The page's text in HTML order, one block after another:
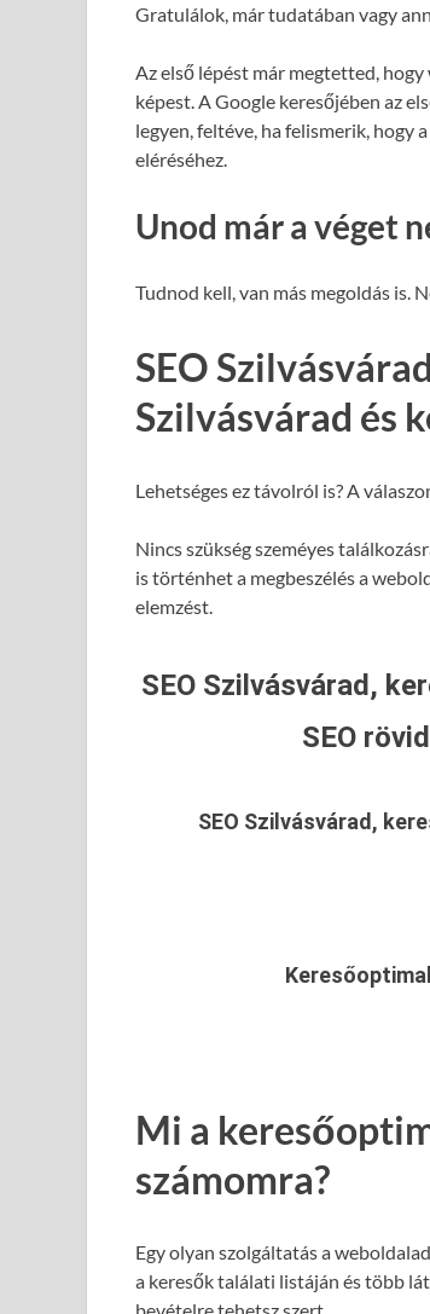
Gratulálok, már tudatában vagy
Az első lépést már megtetted,
képest. A Google keresőjében az
legyen, feltéve, ha felismerik, hogy
eléréséhez.
Unod már a véget
Tudnod kell, van más megoldás is.
SEO
Szilvásvárad és
Lehetséges ez távolról is? A
Nincs szükség szeméyes
is történhet a megbeszélés a
elemzést.
SEO Szilvásvárad,
SEO
SEO Szilvásvárad,
Mi a
számomra?
Egy olyan szolgáltatás a
a keresők találati listáján és több